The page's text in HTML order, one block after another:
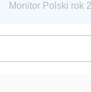
Monitor Polski rok